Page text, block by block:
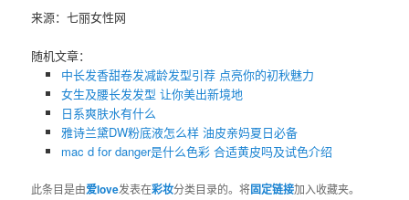
来源：七丽女性网
随机文章：
中长发香甜卷发减龄发型引荐 点亮你的初秋魅力
女生及腰长发发型 让你美出新境地
日系爽肤水有什么
雅诗兰黛DW粉底液怎么样 油皮亲妈夏日必备
mac d for danger是什么色彩 合适黄皮吗及试色介绍
此条目是由爱love发表在彩妆分类目录的。将固定链接加入收藏夹。